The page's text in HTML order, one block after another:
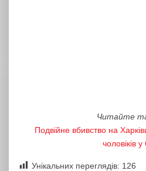
Читайте
Подвійне вбивство на
чоловіків
Унікальних переглядів: 126